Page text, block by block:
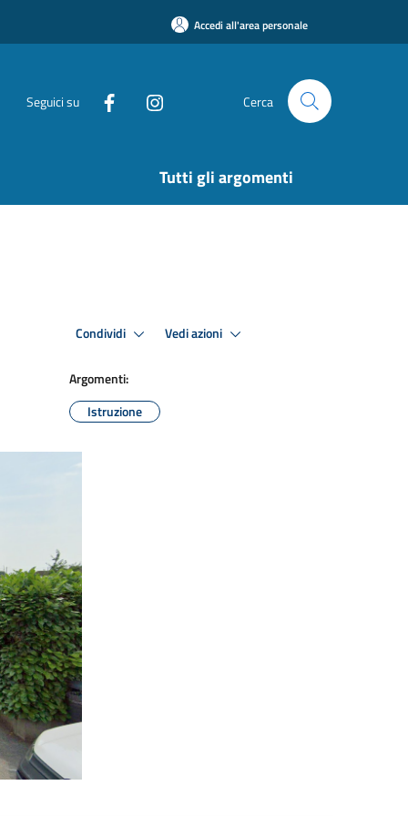
Accedi all'area personale
Seguici su Cerca
Tutti gli argomenti
Condividi Vedi azioni
Argomenti:
Istruzione